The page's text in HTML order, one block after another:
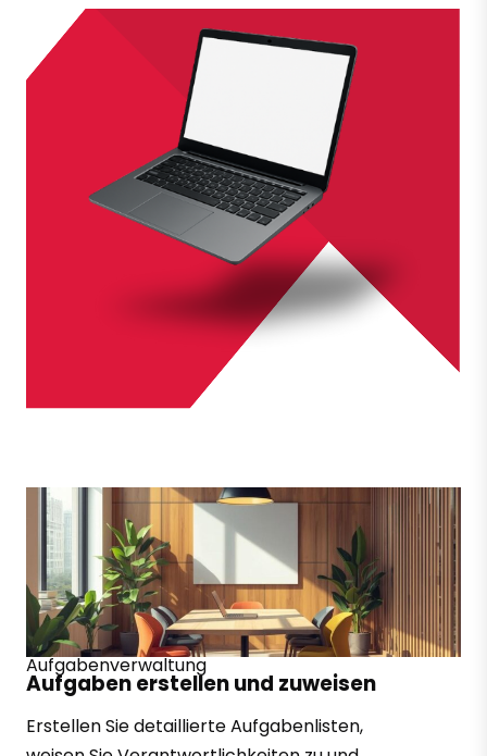
Aufgabenverwaltung
Aufgaben erstellen und zuweisen
Erstellen Sie detaillierte Aufgabenlisten,